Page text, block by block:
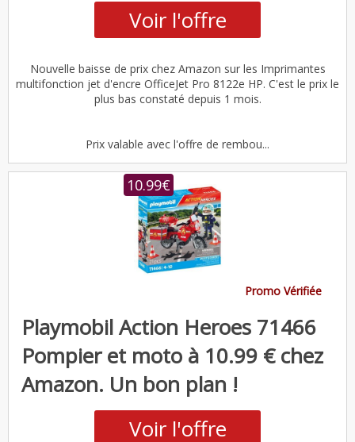
Voir l'offre
Nouvelle baisse de prix chez Amazon sur les Imprimantes
multifonction jet d'encre OfficeJet Pro 8122e HP. C'est le prix le
plus bas constaté depuis 1 mois.
Prix valable avec l'offre de rembou...
10.99€
Promo Vérifiée
Playmobil Action Heroes 71466
Pompier et moto à 10.99 € chez
Amazon. Un bon plan !
Voir l'offre